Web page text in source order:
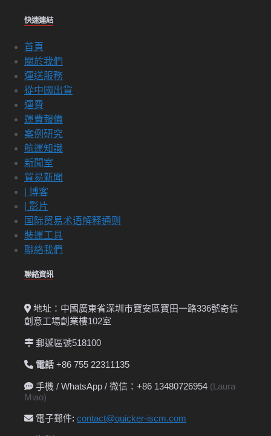
快速連結
首頁
關於我們
運送服務
從中國出貨
運費
運費報價
案例研究
航運知識
新聞室
貿易新聞
| 博客
| 影片
国际贸易术语解释通则
裝運工具
聯絡我們
聯絡資訊
地址：中國廣東省深圳市寶安區寶田一路336號奇信
創意工場創業樓102室
郵遞區號518100
電話 +86 755 22311135
手機 / WhatsApp / 微信：+86 13480726954 (Laura
Miao)
電子郵件: contact@quicker-iscm.com